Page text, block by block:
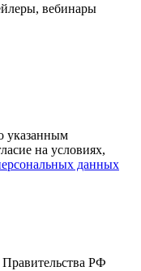
вебинары
указанным
на условиях,
данных
РФ